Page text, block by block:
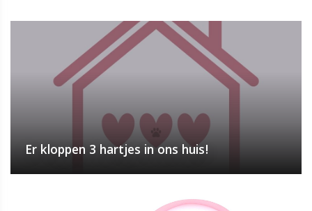
Er kloppen 3 hartjes in ons huis!